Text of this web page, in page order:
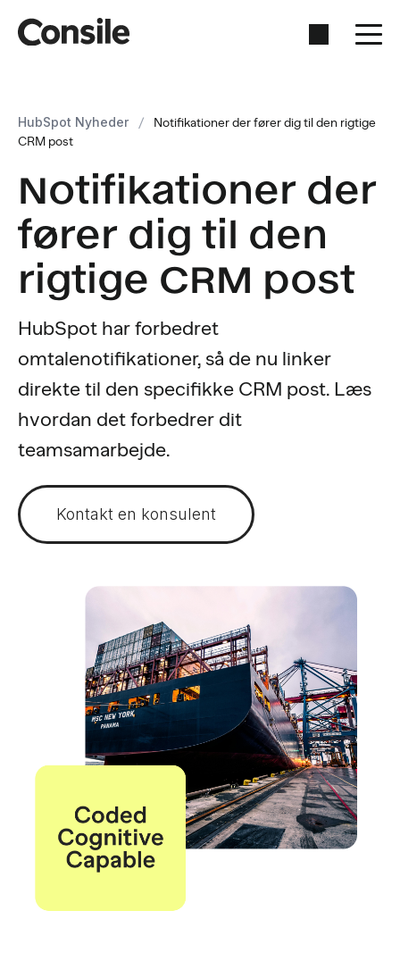
HubSpot Nyheder /
Notifikationer der fører dig til den rigtige
CRM post
Notifikationer der
fører dig til den
rigtige CRM post
HubSpot har forbedret
omtalenotifikationer, så de nu linker
direkte til den specifikke CRM post. Læs
hvordan det forbedrer dit
teamsamarbejde.
Kontakt en konsulent